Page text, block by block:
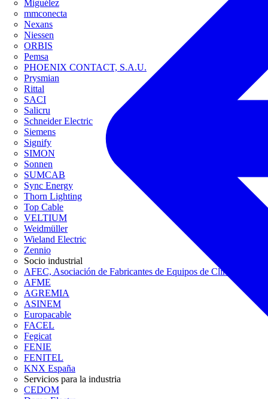
Miguélez
mmconecta
Nexans
Niessen
ORBIS
Pemsa
PHOENIX CONTACT, S.A.U.
Prysmian
Rittal
SACI
Salicru
Schneider Electric
Siemens
Signify
SIMON
Sonnen
SUMCAB
Sync Energy
Thorn Lighting
Top Cable
VELTIUM
Weidmüller
Wieland Electric
Zennio
Socio industrial
AFEC, Asociación de Fabricantes de Equipos de Climatización
AFME
AGREMIA
ASINEM
Europacable
FACEL
Fegicat
FENIE
FENITEL
KNX España
Servicios para la industria
CEDOM